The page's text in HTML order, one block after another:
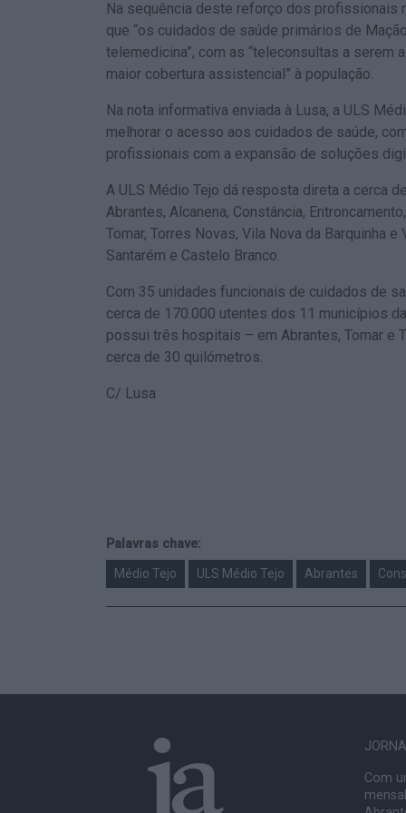
Na sequência deste reforço dos profissionais
que “os cuidados de saúde primários de
telemedicina”, com as “teleconsultas a serem
maior cobertura assistencial” à população.
Na nota informativa enviada à Lusa, a ULS
melhorar o acesso aos cuidados de saúde,
profissionais com a expansão de soluções
A ULS Médio Tejo dá resposta direta a cerca
Abrantes, Alcanena, Constância,
Tomar, Torres Novas, Vila Nova da Barquinha
Santarém e Castelo Branco.
Com 35 unidades funcionais de cuidados de
cerca de 170.000 utentes dos 11 municípios
possui três hospitais – em Abrantes, Tomar e
cerca de 30 quilómetros.
C/ Lusa
Palavras chave:
Médio Tejo ULS Médio Tejo Abrantes
Com